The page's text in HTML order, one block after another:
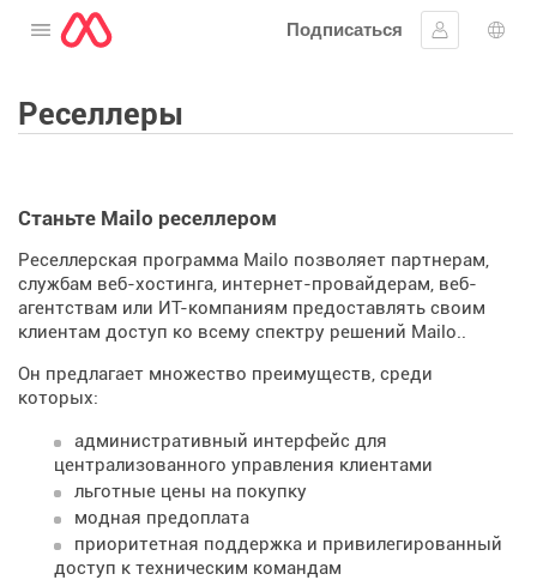
Открыть меню
Подписаться
Войти в
Реселлеры
Станьте Mailo реселлером
Реселлерская программа Mailo позволяет партнерам,
службам веб-хостинга, интернет-провайдерам, веб-
агентствам или ИТ-компаниям предоставлять своим
клиентам доступ ко всему спектру решений Mailo..
Он предлагает множество преимуществ, среди
которых:
административный интерфейс для
централизованного управления клиентами
льготные цены на покупку
модная предоплата
приоритетная поддержка и привилегированный
доступ к техническим командам